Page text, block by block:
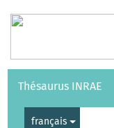
Vocabulaires API
Thésaurus INRAE
français